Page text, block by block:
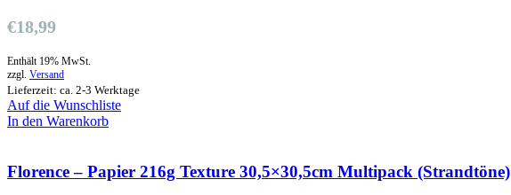
€18,99
Enthält 19% MwSt.
zzgl. Versand
Lieferzeit: ca. 2-3 Werktage
Auf die Wunschliste
In den Warenkorb
Florence – Papier 216g Texture 30,5×30,5cm Multipack (Strandtöne)